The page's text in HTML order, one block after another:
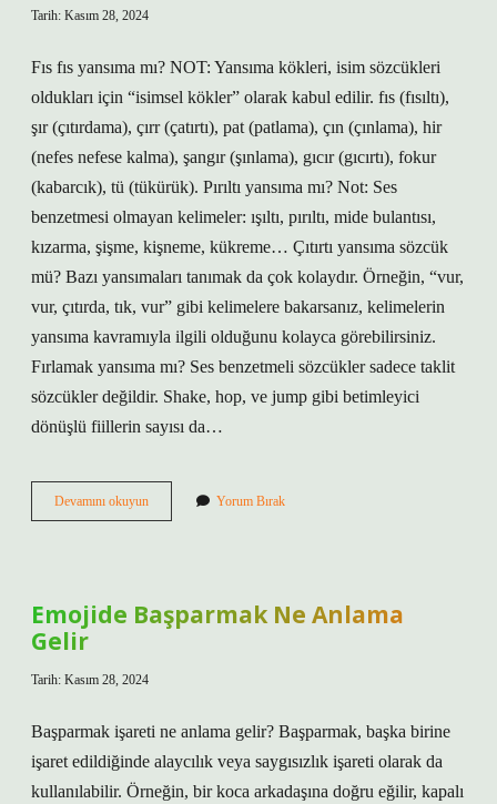
Tarih: Kasım 28, 2024
Fıs fıs yansıma mı? NOT: Yansıma kökleri, isim sözcükleri
oldukları için “isimsel kökler” olarak kabul edilir. fıs (fısıltı),
şır (çıtırdama), çırr (çatırtı), pat (patlama), çın (çınlama), hir
(nefes nefese kalma), şangır (şınlama), gıcır (gıcırtı), fokur
(kabarcık), tü (tükürük). Pırıltı yansıma mı? Not: Ses
benzetmesi olmayan kelimeler: ışıltı, pırıltı, mide bulantısı,
kızarma, şişme, kişneme, kükreme… Çıtırtı yansıma sözcük
mü? Bazı yansımaları tanımak da çok kolaydır. Örneğin, “vur,
vur, çıtırda, tık, vur” gibi kelimelere bakarsanız, kelimelerin
yansıma kavramıyla ilgili olduğunu kolayca görebilirsiniz.
Fırlamak yansıma mı? Ses benzetmeli sözcükler sadece taklit
sözcükler değildir. Shake, hop, ve jump gibi betimleyici
dönüşlü fiillerin sayısı da…
Devamını okuyunPisi
Pisi
Yorum Bırak
Emojide Başparmak Ne Anlama
Gelir
Tarih: Kasım 28, 2024
Başparmak işareti ne anlama gelir? Başparmak, başka birine
işaret edildiğinde alaycılık veya saygısızlık işareti olarak da
kullanılabilir. Örneğin, bir koca arkadaşına doğru eğilir, kapalı